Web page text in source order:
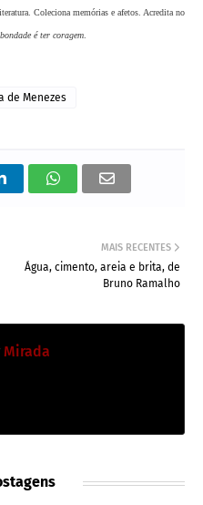
Coleciona memórias e afetos. Acredita no
é ter coragem
de Menezes
MAIS RECENTES
Água, cimento, areia e brita, de
Bruno Ramalho
Mirada